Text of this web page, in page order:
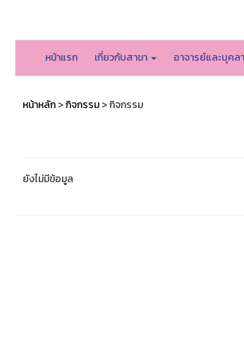
หน้าแรก เกี่ยวกับสาขา อาจารย์และบุคล
หน้าหลัก>กิจกรรม> กิจกรรม
ยังไม่มีข้อมูล